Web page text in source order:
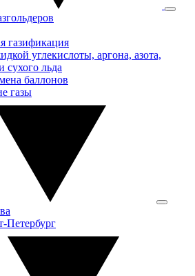
газификация
углекислоты, аргона, азота,
сухого льда
баллонов
газы
Петербург